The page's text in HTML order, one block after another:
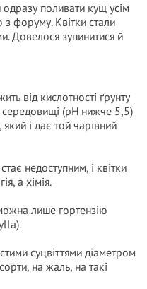
поливати кущ усім
форуму. Квітки стали
Довелося зупинитися й
від кислотності ґрунту
середовищі (pH нижче 5,5)
і дає той чарівний
недоступним, і квітки
а хімія.
лише гортензію
суцвіттями діаметром
на жаль, на такі